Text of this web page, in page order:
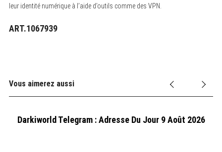
leur identité numérique à l’aide d’outils comme des VPN.
ART.1067939
Vous aimerez aussi
Darkiworld Telegram : Adresse Du Jour 9 Août 2026